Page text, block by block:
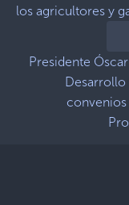
los agricultores y
Presidente
Desarrollo
convenios